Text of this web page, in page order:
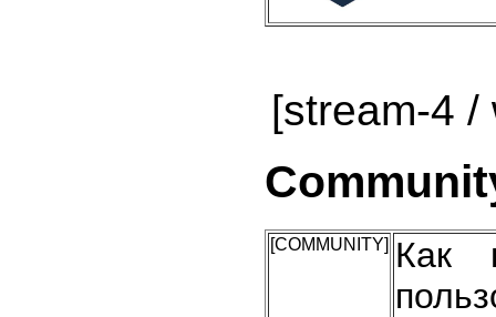
[stream-4 /
[COMMUNITY] Как